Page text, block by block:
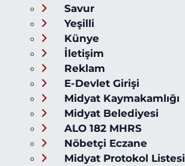
Savur
Yeşilli
Künye
İletişim
Reklam
E-Devlet Girişi
Midyat Kaymakamlığı
Midyat Belediyesi
ALO 182 MHRS
Nöbetçi Eczane
Midyat Protokol Listesi